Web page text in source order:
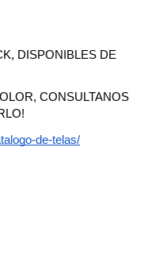
DISPONIBLES DE
CONSULTANOS
de-telas/